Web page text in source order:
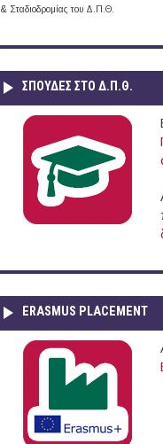
& Σταδιοδρομίας του Δ.Π.Θ.
ΣΠΟΥΔΈΣ ΣΤΟ Δ.Π.Θ.
ERASMUS PLACEMENT